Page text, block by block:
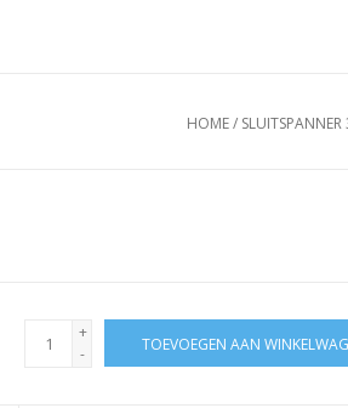
HOME/
+
-
TOEVOEGEN AAN